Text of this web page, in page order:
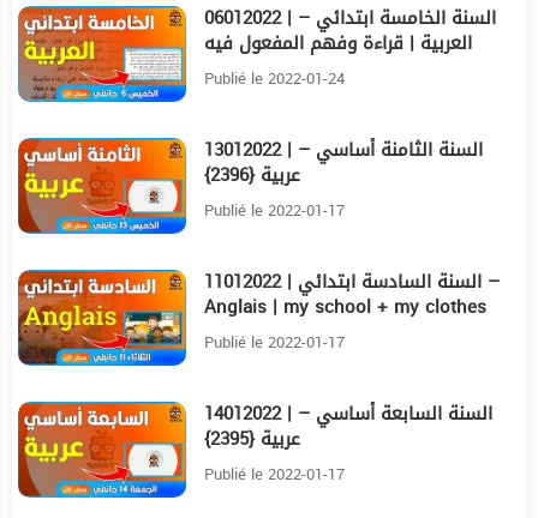
19:49 06012022 | السنة الخامسة ابتدائي –
العربية | قراءة وفهم المفعول فيه
للمكان {2357}
Publié le 2022-01-24
14:30 13012022 | السنة الثامنة أساسي –
عربية {2396}
Publié le 2022-01-17
24:54 11012022 | السنة السادسة ابتدائي –
Anglais | my school + my clothes
{2400}
Publié le 2022-01-17
21:16 14012022 | السنة السابعة أساسي –
عربية {2395}
Publié le 2022-01-17